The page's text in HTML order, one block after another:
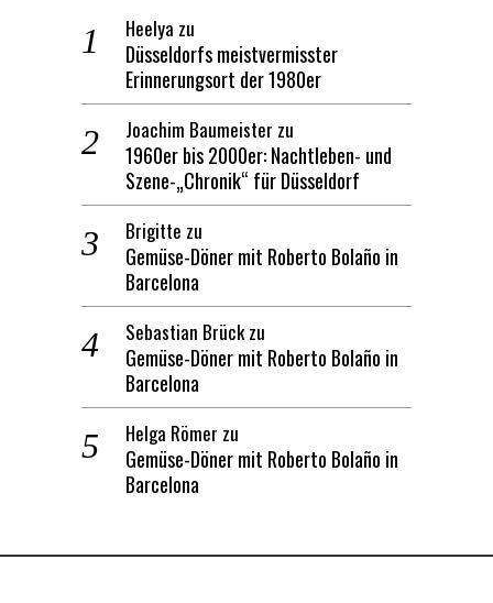
Heelya zu
Düsseldorfs meistvermisster
Erinnerungsort der 1980er
Joachim Baumeister zu
1960er bis 2000er: Nachtleben- und
Szene-„Chronik“ für Düsseldorf
Brigitte zu
Gemüse-Döner mit Roberto Bolaño in
Barcelona
Sebastian Brückzu
Gemüse-Döner mit Roberto Bolaño in
Barcelona
Helga Römer zu
Gemüse-Döner mit Roberto Bolaño in
Barcelona